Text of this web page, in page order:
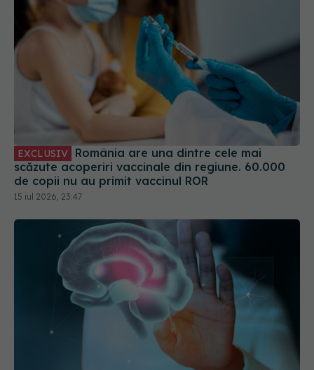
EXCLUSIV
scăzute acoperiri vaccinale din regiune. 60.000
de copii nu au primit vaccinul ROR
15 iul 2026, 23:47
Neurofeedback, soluția modernă pentru echilibru